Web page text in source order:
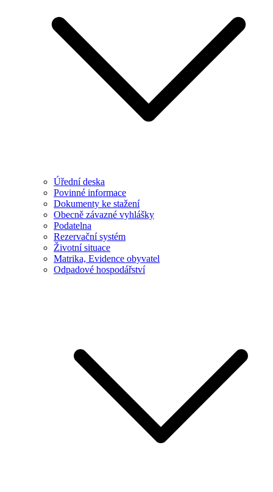
Úřední deska
Povinné informace
Dokumenty ke stažení
Obecně závazné vyhlášky
Podatelna
Rezervační systém
Životní situace
Matrika, Evidence obyvatel
Odpadové hospodářství